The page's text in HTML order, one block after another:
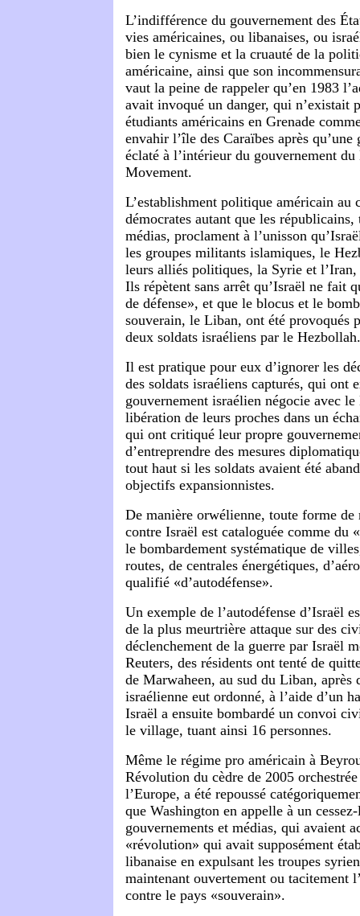
L’indifférence du gouvernement des
vies américaines, ou libanaises, ou
bien le cynisme et la cruauté de la
américaine, ainsi que son
vaut la peine de rappeler qu’en 1983
avait invoqué un danger, qui n’existait
étudiants américains en Grenade
envahir l’île des Caraïbes après
éclaté à l’intérieur du gouvernement
Movement.
L’establishment politique américain au
démocrates autant que les
médias, proclament à l’unisson
les groupes militants islamiques, le
leurs alliés politiques, la Syrie et l’Iran,
Ils répètent sans arrêt qu’Israël ne fait
de défense», et que le blocus et le
souverain, le Liban, ont été provoqués
deux soldats israéliens par le Hezbollah.
Il est pratique pour eux d’ignorer les
des soldats israéliens capturés, qui ont
gouvernement israélien négocie avec
libération de leurs proches dans un
qui ont critiqué leur propre
d’entreprendre des mesures
tout haut si les soldats avaient été
objectifs expansionnistes.
De manière orwélienne, toute forme de
contre Israël est cataloguée comme du
le bombardement systématique de
routes, de centrales énergétiques,
qualifié «d’autodéfense».
Un exemple de l’autodéfense d’Israël
de la plus meurtrière attaque sur des
déclenchement de la guerre par Israël
Reuters, des résidents ont tenté de
de Marwaheen, au sud du Liban, après
israélienne eut ordonné, à l’aide d’un
Israël a ensuite bombardé un convoi
le village, tuant ainsi 16 personnes.
Même le régime pro américain à
Révolution du cèdre de 2005
l’Europe, a été repoussé
que Washington en appelle à un
gouvernements et médias, qui avaient
«révolution» qui avait supposément
libanaise en expulsant les troupes
maintenant ouvertement ou tacitement
contre le pays «souverain».